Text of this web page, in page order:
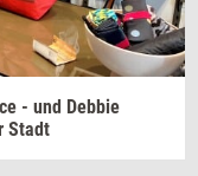
- und Deb­bie
Stadt